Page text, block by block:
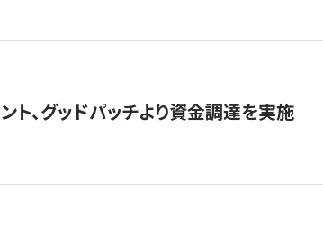
ト、グッドパッチより資金調達を実施